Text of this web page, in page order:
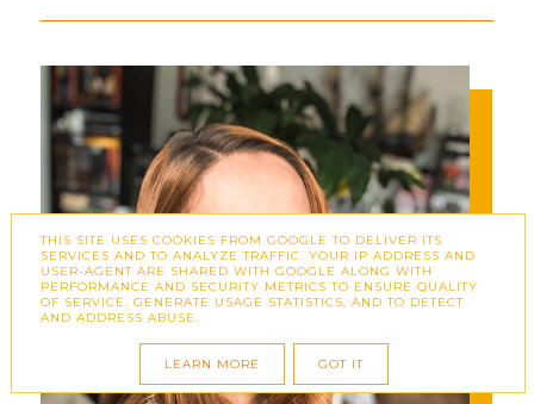
THIS SITE USES COOKIES FROM GOOGLE TO DELIVER ITS
SERVICES AND TO ANALYZE TRAFFIC. YOUR IP ADDRESS AND
USER-AGENT ARE SHARED WITH GOOGLE ALONG WITH
PERFORMANCE AND SECURITY METRICS TO ENSURE QUALITY
OF SERVICE, GENERATE USAGE STATISTICS, AND TO DETECT
AND ADDRESS ABUSE.
LEARN MORE GOT IT